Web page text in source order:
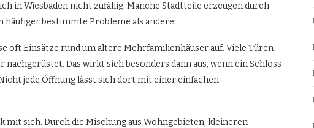
in Wiesbaden nicht zufällig. Manche Stadtteile erzeugen durch
bestimmte Probleme als andere.
oft Einsätze rund um ältere Mehrfamilienhäuser auf. Viele Türen
Das wirkt sich besonders dann aus, wenn ein Schloss
jede Öffnung lässt sich dort mit einer einfachen
sich. Durch die Mischung aus Wohngebieten, kleineren